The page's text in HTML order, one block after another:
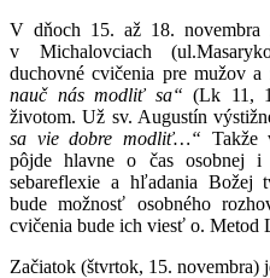
V dňoch 15. až 18. novembra
v Michalovciach
duchovné cvičenia pre mužov
nauč nás modliť sa“ (Lk 11,
životom. Už sv. Augustín
sa vie dobre modliť…“ Takže
pôjde hlavne o čas osobnej i
sebareflexie a hľadania Božej
bude možnosť osobného
cvičenia bude ich viesť o. Metod
Začiatok (štvrtok, 15. novembra)